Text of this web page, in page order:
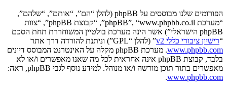
הפורומים שלנו מבוססים על phpBB (להלן “הם”, “אותם”, “שלהם”,
“מערכת phpBB”, “www.phpbb.co.il”, “קבוצת phpBB”, “צוות
phpBB הישראלי”) אשר הינה מערכת בולטיין המשוחררת תחת הסכם
“רישיון ציבורי כללי v2
” (להלן “GPL”) וניתנת להורדה דרך אתר
www.phpbb.com
. מערכת phpBB מקלה על האינטרנט המבוסס דיונים
בלבד, קבוצת phpBB אינה אחראית לכל מה שאנו מאפשרים ו/או לא
מאפשרים בתור תוכן מורשה ו/או מנוהל. למידע נוסף לגבי phpBB, ראה:
www.phpbb.com
.